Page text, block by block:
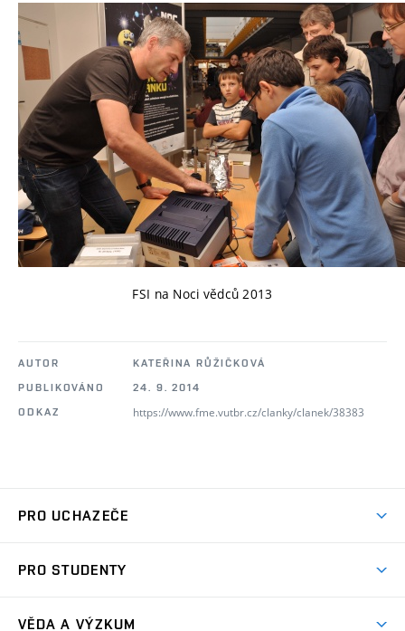
FSI na Noci vědců 2013
AUTOR
KATEŘINA RŮŽIČKOVÁ
PUBLIKOVÁNO
24. 9. 2014
ODKAZ
https://www.fme.vutbr.cz/clanky/clanek/38383
PRO UCHAZEČE
Ambasadoři studia
PRO STUDENTY
VĚDA A VÝZKUM